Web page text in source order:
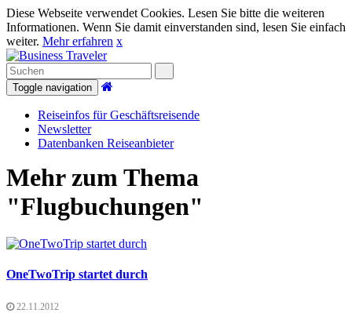
Diese Webseite verwendet Cookies. Lesen Sie bitte die weiteren
Informationen. Wenn Sie damit einverstanden sind, lesen Sie einfach
weiter. Mehr erfahren x
Toggle navigation
Reiseinfos für Geschäftsreisende
Newsletter
Datenbanken Reiseanbieter
Mehr zum Thema
"Flugbuchungen"
OneTwoTrip startet durch
22.11.2012